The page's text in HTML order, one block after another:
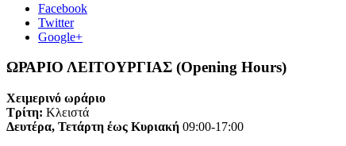
Facebook
Twitter
Google+
ΩΡΑΡΙΟ ΛΕΙΤΟΥΡΓΙΑΣ (Opening Hours)
Χειμερινό ωράριο
Τρίτη: Κλειστά
Δευτέρα, Τετάρτη έως Κυριακή 09:00-17:00